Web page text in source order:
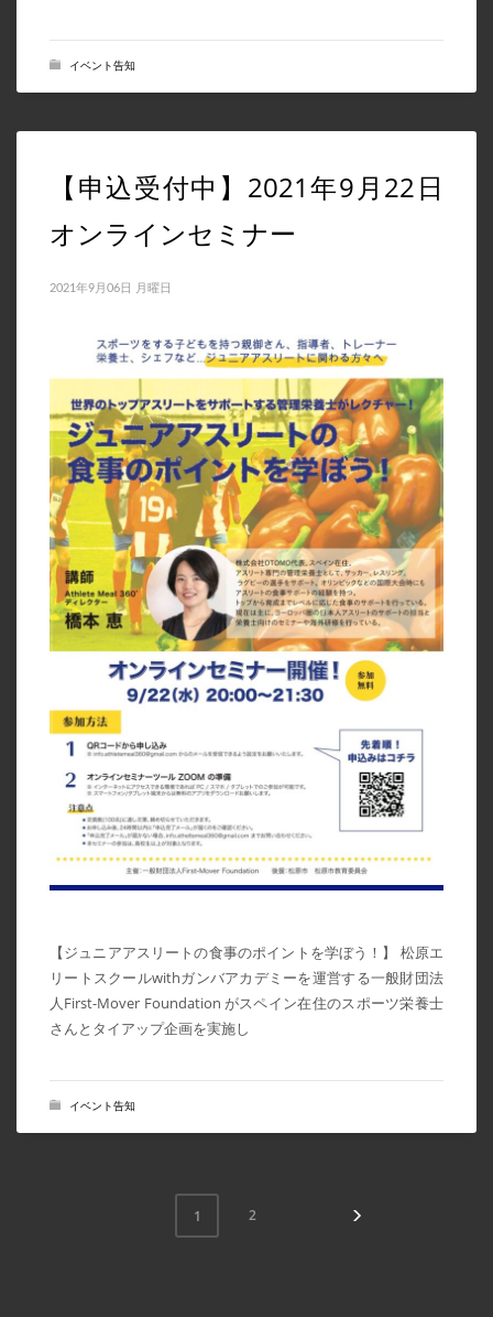
イベント告知
【申込受付中】2021年9月22日
オンラインセミナー
2021年9月06日 月曜日
【ジュニアアスリートの食事のポイントを学ぼう！】 松原エ
リートスクールwithガンバアカデミーを運営する一般財団法
人First-Mover Foundation がスペイン在住のスポーツ栄養士
さんとタイアップ企画を実施し
イベント告知
1 2